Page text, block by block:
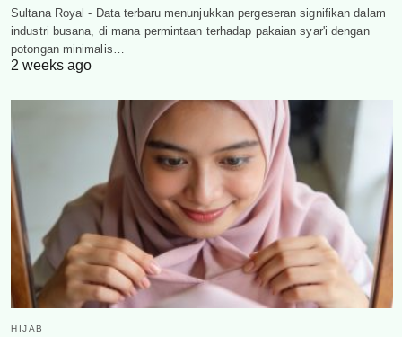
Sultana Royal - Data terbaru menunjukkan pergeseran signifikan dalam
industri busana, di mana permintaan terhadap pakaian syar'i dengan
potongan minimalis…
2 weeks ago
HIJAB